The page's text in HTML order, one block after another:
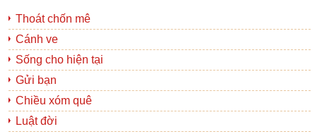
Thoát chốn mê
Cánh ve
Sống cho hiện tại
Gửi bạn
Chiều xóm quê
Luật đời